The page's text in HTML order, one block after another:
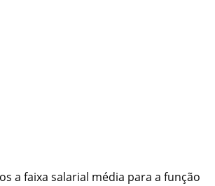
a faixa salarial média para a função